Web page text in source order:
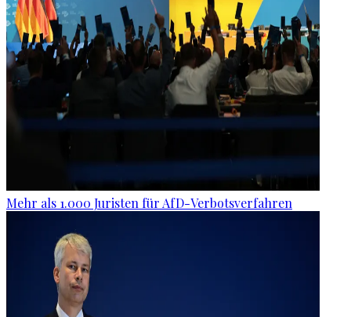
Mehr als 1.000 Juristen für AfD-Verbotsverfahren